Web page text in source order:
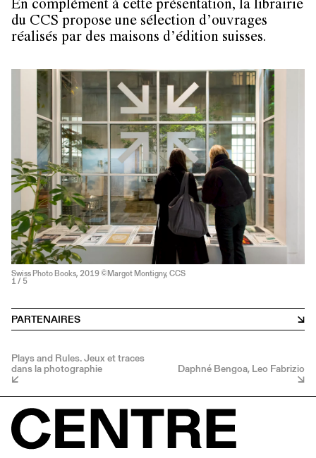
En complément à cette présentation, la librairie
du CCS propose une sélection d’ouvrages
réalisés par des maisons d’édition suisses.
Swiss Photo Books, 2019 ©Margot Montigny, CCS
1 / 5
PARTENAIRES
Plays and Rules. Jeux et traces
dans la photographie Daphné Bengoa, Leo Fabrizio